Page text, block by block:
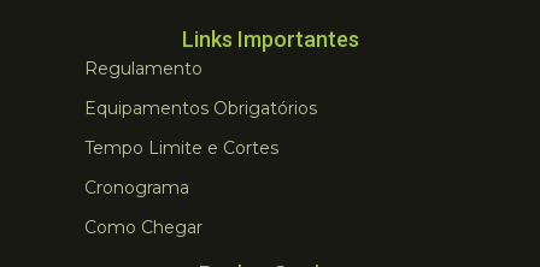
Links Importantes
Regulamento
Equipamentos Obrigatórios
Tempo Limite e Cortes
Cronograma
Como Chegar